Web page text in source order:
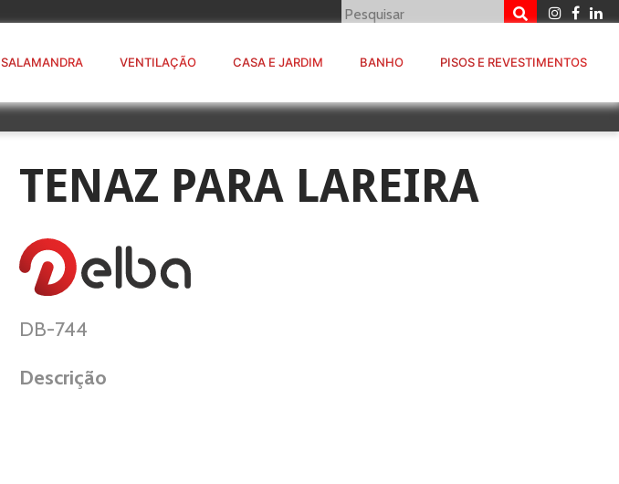
SALAMANDRA VENTILAÇÃO CASA E JARDIM BANHO PISOS E REVESTIMENTOS
TENAZ PARA LAREIRA
DB-744
Descrição